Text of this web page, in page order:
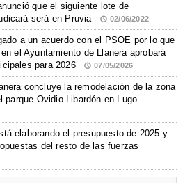
que el siguiente lote de
será en Pruvia
02/06/2022
a un acuerdo con el PSOE por lo que
el Ayuntamiento de Llanera aprobará
para 2026
07/05/2026
concluye la remodelación de la zona
parque Ovidio Libardón en Lugo
elaborando el presupuesto de 2025 y
del resto de las fuerzas